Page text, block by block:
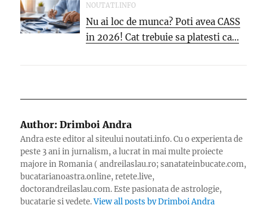
NOUTATI.INFO
Nu ai loc de munca? Poti avea CASS
in 2026! Cat trebuie sa platesti ca...
Author: Drimboi Andra
Andra este editor al siteului noutati.info. Cu o experienta de
peste 3 ani in jurnalism, a lucrat in mai multe proiecte
majore in Romania ( andreilaslau.ro; sanatateinbucate.com,
bucatarianoastra.online, retete.live,
doctorandreilaslau.com. Este pasionata de astrologie,
bucatarie si vedete.View all posts by Drimboi Andra